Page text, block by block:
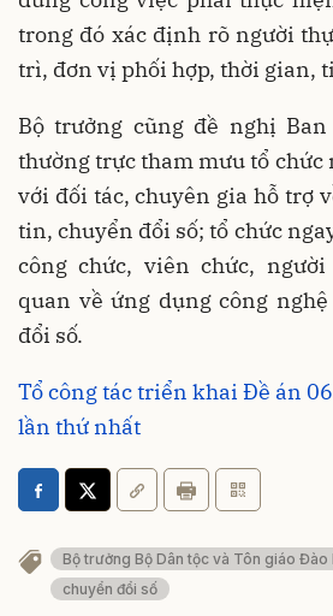
trong đó xác định rõ người
trì, đơn vị phối hợp, thời gian,
Bộ trưởng cũng đề nghị
thường trực tham mưu tổ chức
với đối tác, chuyên gia hỗ trợ
tin, chuyển đổi số; tổ chức
công chức, viên chức,
quan về ứng dụng công
đổi số.
Tổ công tác triển khai Đề án
lần thứ nhất
Bộ trưởng Bộ Dân tộc và Tôn giáo Đào
chuyển đổi số